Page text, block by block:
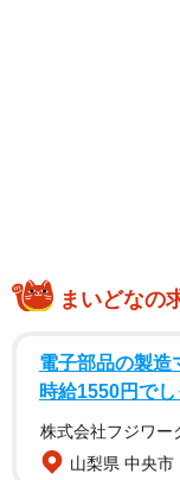
まいどなの
電子部品の製造
時給1550円で
株式会社フジワー
山梨県 中央市